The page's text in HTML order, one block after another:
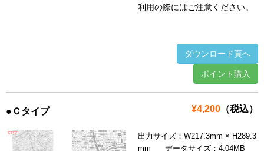
利用の際にはご注意ください。
ダウンロード頁へ
ポイント購入
¥4,200 （税込）
●Ｃタイプ
出力サイズ：W217.3mm × H289.3
mm データサイズ：4.04MB